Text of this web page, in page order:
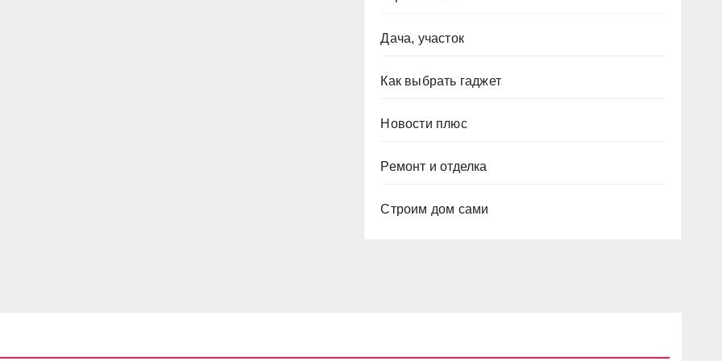
Дача, участок
Как выбрать гаджет
Новости плюс
Ремонт и отделка
Строим дом сами